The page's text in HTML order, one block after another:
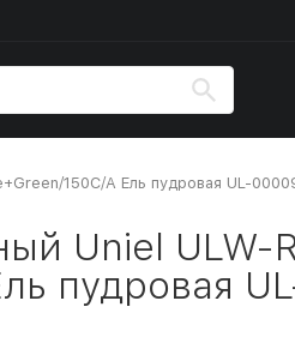
150C/A Ель пудровая UL-
Uniel ULW-
пудровая